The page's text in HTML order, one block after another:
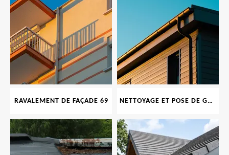
RAVALEMENT DE FAÇADE 69 NETTOYAGE ET POSE DE GOUTTIÈRE 69